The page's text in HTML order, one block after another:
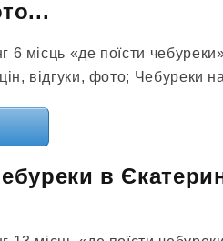
6 місць «де поїсти
відгуки, фото; Чебуреки
в